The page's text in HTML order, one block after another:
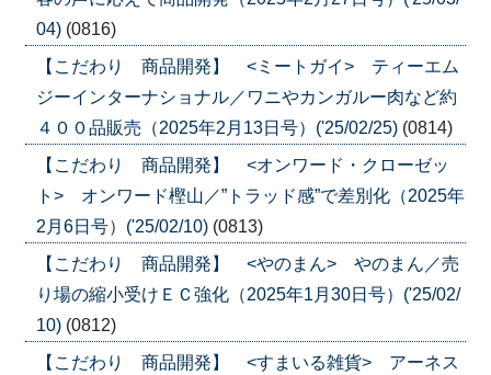
04) (0816)
【こだわり 商品開発】 <ミートガイ> ティーエム
ジーインターナショナル／ワニやカンガルー肉など約
４００品販売（2025年2月13日号）('25/02/25) (0814)
【こだわり 商品開発】 <オンワード・クローゼッ
ト> オンワード樫山／”トラッド感”で差別化（2025年
2月6日号）('25/02/10) (0813)
【こだわり 商品開発】 <やのまん> やのまん／売
り場の縮小受けＥＣ強化（2025年1月30日号）('25/02/
10) (0812)
【こだわり 商品開発】 <すまいる雑貨> アーネス